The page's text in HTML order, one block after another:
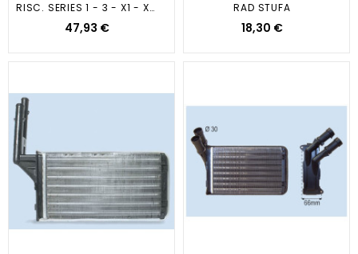
RISC. SERIES 1 - 3 - X1 - X3 06
47,93 €
RAD STUFA
18,30 €